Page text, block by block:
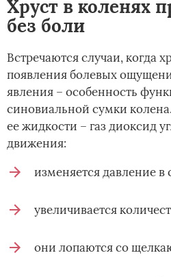
Хруст в коленях
без боли
Встречаются случаи, когда
появления болевых
явления – особенность
синовиальной сумки
ее жидкости – газ диоксид
движения:
изменяется давление в
увеличивается
они лопаются со